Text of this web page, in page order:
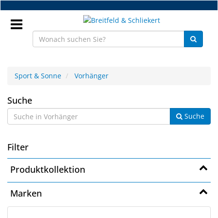
Zum
Hauptinhalt
springen
NEU
Brillenteile
Werkstatt
Handelsware
Sport
Sport & Sonne Vorhänger
Vorhänger
Suche
Suche
Filter
Produktkollektion
Marken